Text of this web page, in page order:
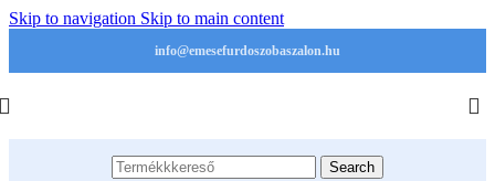
Skip to navigation Skip to main content
info@emesefurdoszobaszalon.hu
Search